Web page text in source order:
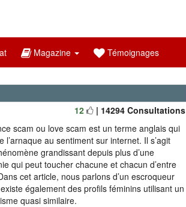
Magazine Témoignages
12
| 14294 Consultations
scam ou love scam est un terme anglais qui
l’arnaque au sentiment sur internet. Il s’agit
grandissant depuis plus d’une
qui peut toucher chacune et chacun d’entre
cet article, nous parlons d’un escroqueur
également des profils féminins utilisant un
quasi similaire.